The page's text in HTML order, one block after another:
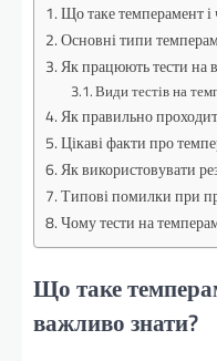
Що таке темперамент
Основні типи
Як працюють тести на
Види тестів на
Як правильно
Цікаві факти про
Як використовувати
Типові помилки при
Чому тести на
Що таке
важливо знати?